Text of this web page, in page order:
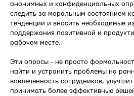
анонимных и конфиденциальных
следить за моральным состоянием
тенденции и вносить необходимые
поддержания позитивной и
рабочем месте.
Эти опросы - не просто
найти и устранить проблемы на
вовлеченность сотрудников,
принимать более эффективные